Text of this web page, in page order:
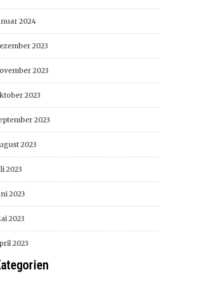
2024
2023
2023
2023
2023
2023
2023
2023
2023
2023